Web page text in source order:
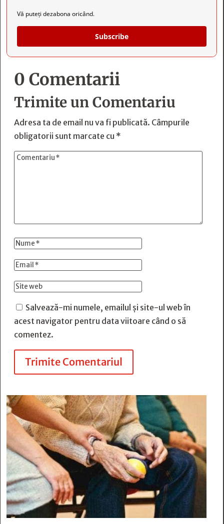
Vă puteți dezabona oricând.
Subscribe
0 Comentarii
Trimite un Comentariu
Adresa ta de email nu va fi publicată. Câmpurile
obligatorii sunt marcate cu *
Salvează-mi numele, emailul și site-ul web în
acest navigator pentru data viitoare când o să
comentez.
Trimite Comentariul